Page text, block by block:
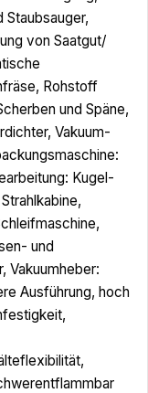
von Saatgut/
Rohstoff
und Späne,
Vakuum-
Kugel-
und
Vakuumheber:
Ausführung, hoch